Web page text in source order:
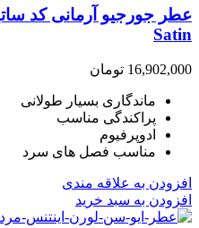
Satin
16,902,000 تومان
ماندگاری بسیار طولانی
پراکندگی مناسب
ادوپرفیوم
مناسب فصل های سرد
افزودن به علاقه مندی
افزودن به سبد خرید